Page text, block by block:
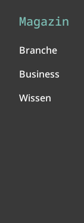
Magazin
Branche
Business
Wissen